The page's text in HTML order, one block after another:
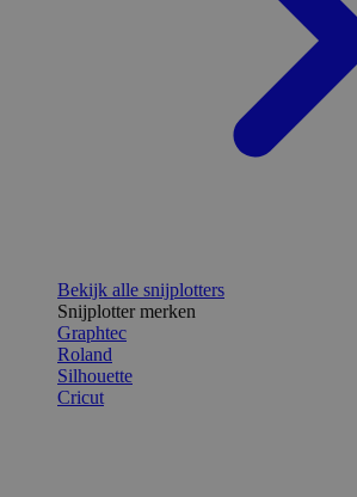
Bekijk alle snijplotters
Snijplotter merken
Graphtec
Roland
Silhouette
Cricut